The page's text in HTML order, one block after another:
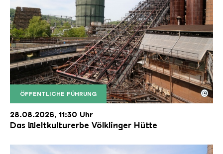
ÖFFENTLICHE FÜHRUNG
Der Erzschrägaufzug der Völklinger Hütte mit
Copyright: Weltkulturerbe Völklinger Hütte | Karl
©
28.08.2026, 11:30 Uhr
Das Weltkulturerbe Völklinger Hütte